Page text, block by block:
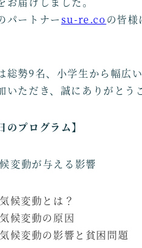
パートナーsu-re.coの皆
総勢9名、小学生から幅広
いただき、誠にありがとう
のプログラム】
変動が与える影響
気候変動とは？
気候変動の原因
気候変動の影響と貧困問題